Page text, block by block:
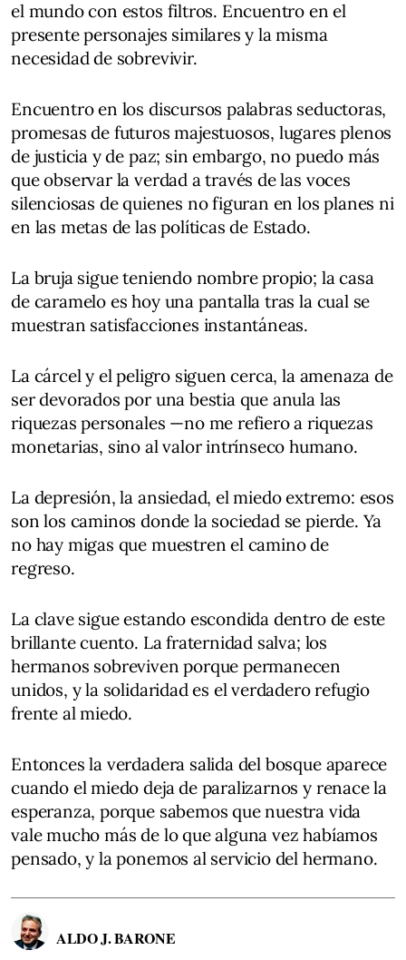
el mundo con estos filtros. Encuentro en el
presente personajes similares y la misma
necesidad de sobrevivir.
Encuentro en los discursos palabras seductoras,
promesas de futuros majestuosos, lugares plenos
de justicia y de paz; sin embargo, no puedo más
que observar la verdad a través de las voces
silenciosas de quienes no figuran en los planes ni
en las metas de las políticas de Estado.
La bruja sigue teniendo nombre propio; la casa
de caramelo es hoy una pantalla tras la cual se
muestran satisfacciones instantáneas.
La cárcel y el peligro siguen cerca, la amenaza de
ser devorados por una bestia que anula las
riquezas personales —no me refiero a riquezas
monetarias, sino al valor intrínseco humano.
La depresión, la ansiedad, el miedo extremo: esos
son los caminos donde la sociedad se pierde. Ya
no hay migas que muestren el camino de
regreso.
La clave sigue estando escondida dentro de este
brillante cuento. La fraternidad salva; los
hermanos sobreviven porque permanecen
unidos, y la solidaridad es el verdadero refugio
frente al miedo.
Entonces la verdadera salida del bosque aparece
cuando el miedo deja de paralizarnos y renace la
esperanza, porque sabemos que nuestra vida
vale mucho más de lo que alguna vez habíamos
pensado, y la ponemos al servicio del hermano.
ALDO J. BARONE